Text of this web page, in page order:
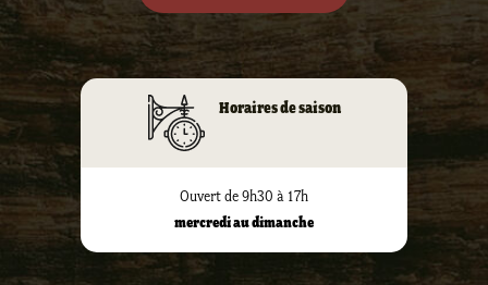
Horaires de saison
Ouvert de 9h30 à 17h
mercredi au dimanche